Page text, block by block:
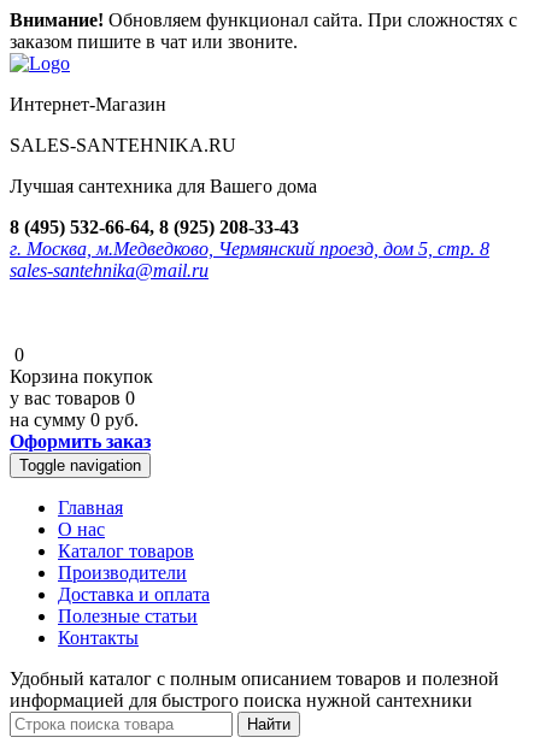
Внимание! Обновляем функционал сайта. При сложностях с
заказом пишите в чат или звоните.
Интернет-Магазин
SALES-SANTEHNIKA.RU
Лучшая сантехника для Вашего дома
8 (495) 532-66-64, 8 (925) 208-33-43
г. Москва, м.Медведково, Чермянский проезд, дом 5, стр. 8
sales-santehnika@mail.ru
0
Корзина покупок
у вас товаров 0
на сумму 0 руб.
Оформить заказ
Toggle navigation
Главная
О нас
Каталог товаров
Производители
Доставка и оплата
Полезные статьи
Контакты
Удобный каталог с полным описанием товаров и полезной
информацией для быстрого поиска нужной сантехники